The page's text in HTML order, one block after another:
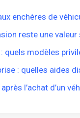
enchères de
reste une
quels modèles
: quelles aides
l’achat d’un